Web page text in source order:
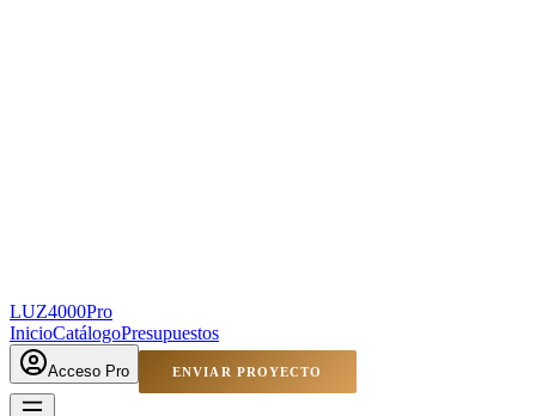
LUZ4000Pro
InicioCatálogoPresupuestos
Acceso Pro ENVIAR PROYECTO